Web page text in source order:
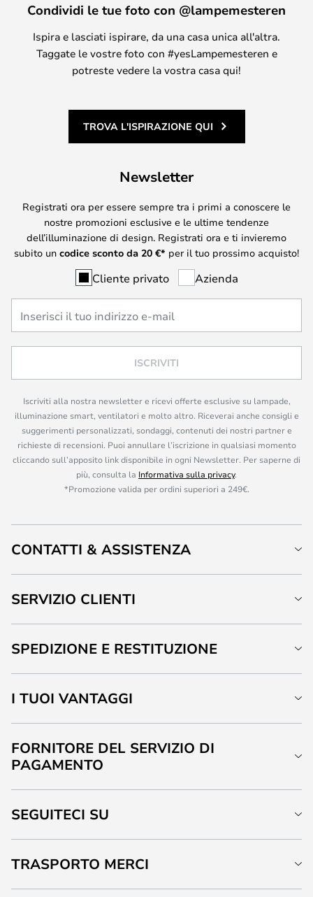
Condividi le tue foto con @lampemesteren
Ispira e lasciati ispirare, da una casa unica all'altra.
Taggate le vostre foto con #yesLampemesteren e
potreste vedere la vostra casa qui!
TROVA L'ISPIRAZIONE QUI
Newsletter
Registrati ora per essere sempre tra i primi a conoscere le
nostre promozioni esclusive e le ultime tendenze
dell’illuminazione di design. Registrati ora e ti invieremo
subito un codice sconto da 20 €* per il tuo prossimo acquisto!
Cliente privato Azienda
ISCRIVITI
Iscriviti alla nostra newsletter e ricevi offerte esclusive su lampade,
illuminazione smart, ventilatori e molto altro. Riceverai anche consigli e
suggerimenti personalizzati, sondaggi, contenuti dei nostri partner e
richieste di recensioni. Puoi annullare l’iscrizione in qualsiasi momento
cliccando sull’apposito link disponibile in ogni Newsletter. Per saperne di
più, consulta la Informativa sulla privacy.
*Promozione valida per ordini superiori a 249€.
CONTATTI & ASSISTENZA
SERVIZIO CLIENTI
SPEDIZIONE E RESTITUZIONE
I TUOI VANTAGGI
FORNITORE DEL SERVIZIO DI
PAGAMENTO
SEGUITECI SU
TRASPORTO MERCI